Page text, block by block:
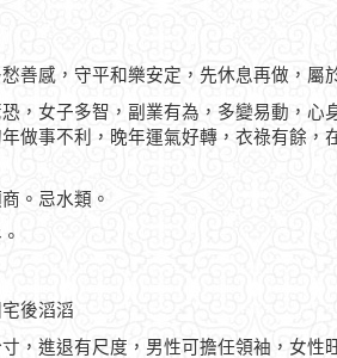
善感，守平和樂安定，先休息再做，屬
，女子多智，副業有為，多變易動，心
做事不利，晚年運氣好轉，衣祿有餘，
。忌水類。
後滔滔
，進退有尺度，男性可擔任領袖，女性